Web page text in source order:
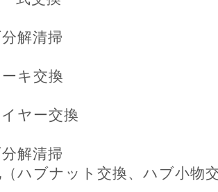
解清掃
ーキ交換
イヤー交換
解清掃
（ハブナット交換、ハブ小物